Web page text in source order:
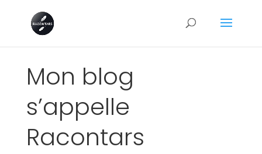
Mon blog
s’appelle
Racontars